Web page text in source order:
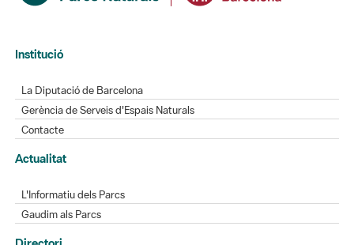
Institució
La Diputació de Barcelona
Gerència de Serveis d'Espais Naturals
Contacte
Actualitat
L'Informatiu dels Parcs
Gaudim als Parcs